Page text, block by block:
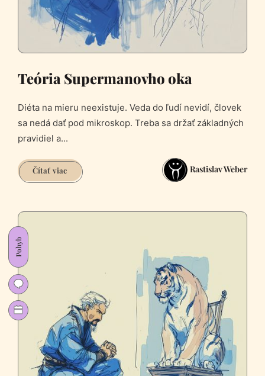
Teória Supermanovho oka
Diéta na mieru neexistuje. Veda do ľudí nevidí, človek
sa nedá dať pod mikroskop. Treba sa držať základných
pravidiel a...
Čítať viacTeória
Supermanovho
Rastislav Weber
Pohyb